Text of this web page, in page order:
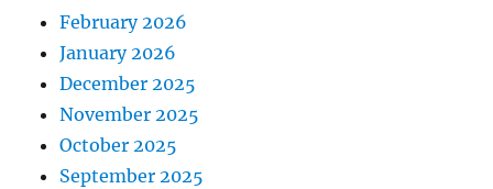
February 2026
January 2026
December 2025
November 2025
October 2025
September 2025